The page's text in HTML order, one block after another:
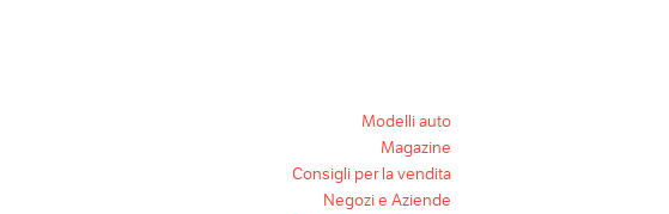
Modelli auto
Magazine
Consigli per la vendita
Negozi e Aziende